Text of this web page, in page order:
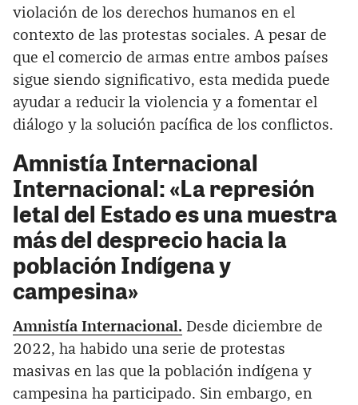
violación de los derechos humanos en el
contexto de las protestas sociales. A pesar de
que el comercio de armas entre ambos países
sigue siendo significativo, esta medida puede
ayudar a reducir la violencia y a fomentar el
diálogo y la solución pacífica de los conflictos.
Amnistía Internacional
Internacional: «La represión
letal del Estado es una muestra
más del desprecio hacia la
población Indígena y
campesina»
Amnistía Internacional. Desde diciembre de
2022, ha habido una serie de protestas
masivas en las que la población indígena y
campesina ha participado. Sin embargo, en